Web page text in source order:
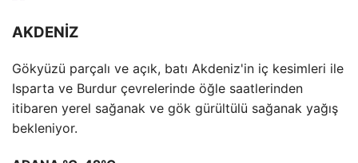
AKDENİZ
Gökyüzü parçalı ve açık, batı Akdeniz'in iç kesimleri ile
Isparta ve Burdur çevrelerinde öğle saatlerinden
itibaren yerel sağanak ve gök gürültülü sağanak yağış
bekleniyor.